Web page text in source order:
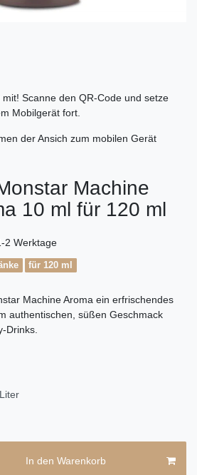
Scanne den QR-Code und setze
Mobilgerät fort.
Machine
10 ml für 120 ml
2 Werktage
für 120 ml
Machine Aroma ein erfrischendes
authentischen, süßen Geschmack
Drinks.
In den Warenkorb